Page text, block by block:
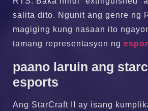
salita dito. Ngunit ang genre ng
magiging kung nasaan ito
tamang representasyon ng
paano laruin ang
esports
Ang StarCraft II ay isang